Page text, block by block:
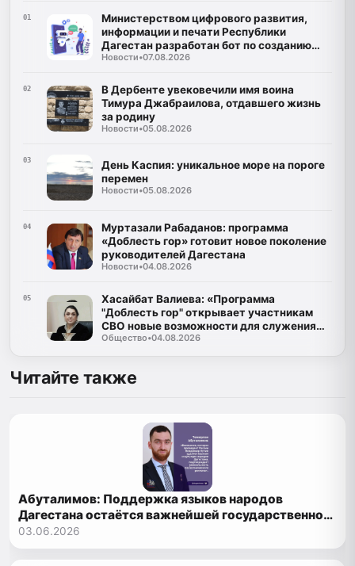
01
Министерством цифрового развития,
информации и печати Республики
Дагестан разработан бот по созданию
корпусов национальных языков народов
Новости•07.08.2026
02
В Дербенте увековечили имя воина
Тимура Джабраилова, отдавшего жизнь
за родину
Новости•05.08.2026
03
День Каспия: уникальное море на пороге
перемен
Новости•05.08.2026
04
Муртазали Рабаданов: программа
«Доблесть гор» готовит новое поколение
руководителей Дагестана
Новости•04.08.2026
05
Хасайбат Валиева: «Программа
"Доблесть гор" открывает участникам
СВО новые возможности для служения
Дагестану»
Общество•04.08.2026
Читайте также
Абуталимов: Поддержка языков народов
Дагестана остаётся важнейшей государственной
задачей
03.06.2026